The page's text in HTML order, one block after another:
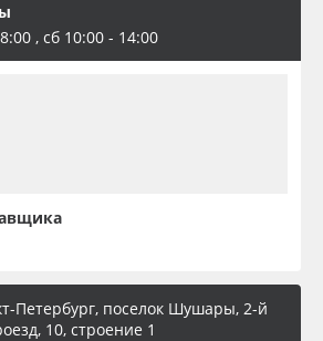
, сб 10:00 - 14:00
Петербург, поселок Шушары, 2-й
10, строение 1